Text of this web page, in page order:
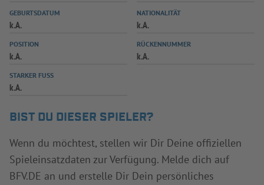
SPIELPLUS
GEBURTSDATUM
k.A.
NATIONALITÄT
k.A.
POSITION
k.A.
RÜCKENNUMMER
k.A.
STARKER FUSS
k.A.
BIST DU DIESER SPIELER?
Wenn du möchtest, stellen wir Dir Deine offiziellen
Spieleinsatzdaten zur Verfügung. Melde dich auf
BFV.DE an und erstelle Dir Dein persönliches